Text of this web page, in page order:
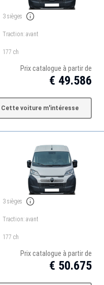
3 sièges
Traction: avant
177 ch
Prix catalogue à partir de
€ 49.586
Cette voiture m'intéresse
3 sièges
Traction: avant
177 ch
Prix catalogue à partir de
€ 50.675